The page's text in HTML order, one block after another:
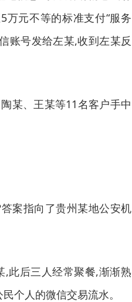
万元不等的标准支付“服务
账号发给左某,收到左某反
某、王某等11名客户手中
案指向了贵州某地公安机
后三人经常聚餐,渐渐熟
个人的微信交易流水。